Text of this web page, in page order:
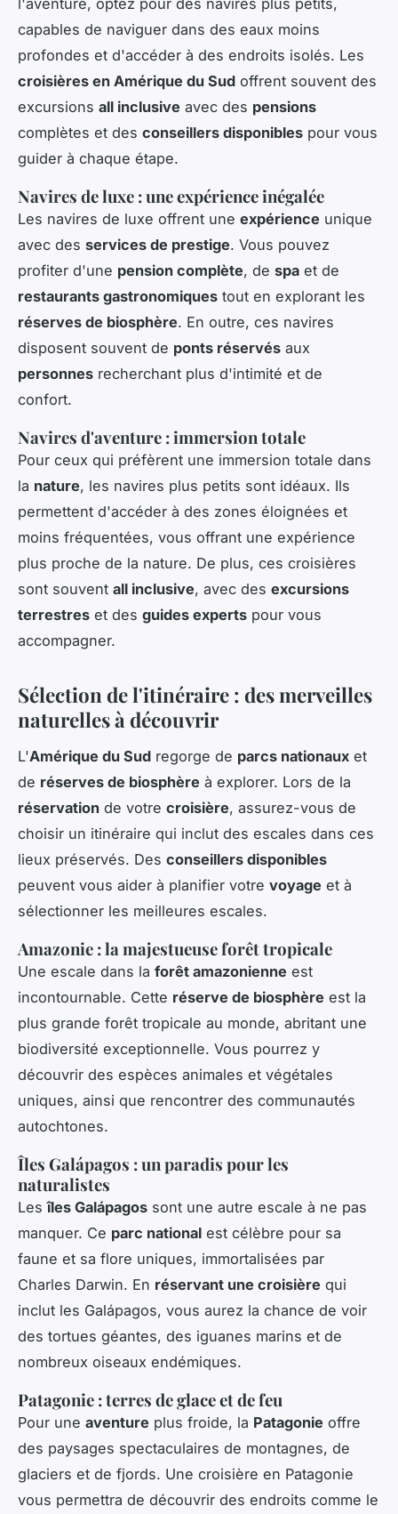
l'aventure, optez pour des navires plus petits,
capables de naviguer dans des eaux moins
profondes et d'accéder à des endroits isolés. Les
croisières en Amérique du Sud offrent souvent des
excursions all inclusive avec des pensions
complètes et des conseillers disponibles pour vous
guider à chaque étape.
Navires de luxe : une expérience inégalée
Les navires de luxe offrent une expérience unique
avec des services de prestige. Vous pouvez
profiter d'une pension complète, de spa et de
restaurants gastronomiques tout en explorant les
réserves de biosphère. En outre, ces navires
disposent souvent de ponts réservés aux
personnes recherchant plus d'intimité et de
confort.
Navires d'aventure : immersion totale
Pour ceux qui préfèrent une immersion totale dans
la nature, les navires plus petits sont idéaux. Ils
permettent d'accéder à des zones éloignées et
moins fréquentées, vous offrant une expérience
plus proche de la nature. De plus, ces croisières
sont souvent all inclusive, avec des excursions
terrestres et des guides experts pour vous
accompagner.
Sélection de l'itinéraire : des merveilles
naturelles à découvrir
L'Amérique du Sud regorge de parcs nationaux et
de réserves de biosphère à explorer. Lors de la
réservation de votre croisière, assurez-vous de
choisir un itinéraire qui inclut des escales dans ces
lieux préservés. Des conseillers disponibles
peuvent vous aider à planifier votre voyage et à
sélectionner les meilleures escales.
Amazonie : la majestueuse forêt tropicale
Une escale dans la forêt amazonienne est
incontournable. Cette réserve de biosphère est la
plus grande forêt tropicale au monde, abritant une
biodiversité exceptionnelle. Vous pourrez y
découvrir des espèces animales et végétales
uniques, ainsi que rencontrer des communautés
autochtones.
Îles Galápagos : un paradis pour les
naturalistes
Lesîles Galápagos sont une autre escale à ne pas
manquer. Ce parc national est célèbre pour sa
faune et sa flore uniques, immortalisées par
Charles Darwin. En réservant une croisière qui
inclut les Galápagos, vous aurez la chance de voir
des tortues géantes, des iguanes marins et de
nombreux oiseaux endémiques.
Patagonie : terres de glace et de feu
Pour une aventure plus froide, la Patagonie offre
des paysages spectaculaires de montagnes, de
glaciers et de fjords. Une croisière en Patagonie
vous permettra de découvrir des endroits comme le